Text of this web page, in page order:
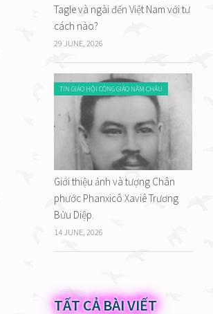
Tagle và ngài đến Việt Nam với tư
cách nào?
29 JUNE, 2026
TIN GIÁO HỘI CÔNG GIÁO NĂM CHÂU
Giới thiệu ảnh và tượng Chân
phước Phanxicô Xaviê Trương
Bửu Diệp.
14 JUNE, 2026
TẤT CẢ BÀI VIẾT